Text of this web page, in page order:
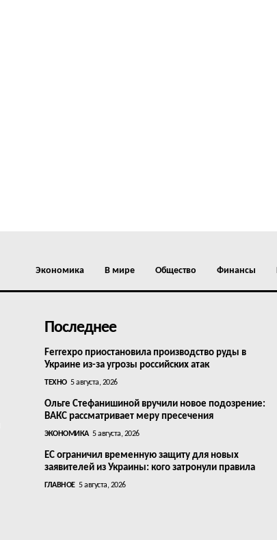
Экономика В мире Общество Финансы
Последнее
Ferrexpo приостановила производство руды в
Украине из-за угрозы российских атак
ТЕХНО 5 августа, 2026
Ольге Стефанишиной вручили новое подозрение:
ВАКС рассматривает меру пресечения
ЭКОНОМИКА 5 августа, 2026
ЕС ограничил временную защиту для новых
заявителей из Украины: кого затронули правила
ГЛАВНОЕ 5 августа, 2026